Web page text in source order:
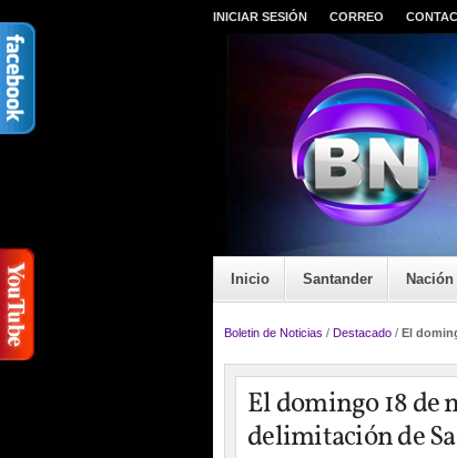
INICIAR SESIÓN CORREO
Inicio Santander Nación
Boletin de Noticias / Destacado / El
El domingo 18 de
delimitación de